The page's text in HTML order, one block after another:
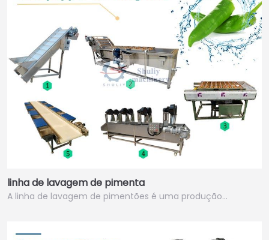
linha de lavagem de pimenta
A linha de lavagem de pimentões é uma produção…